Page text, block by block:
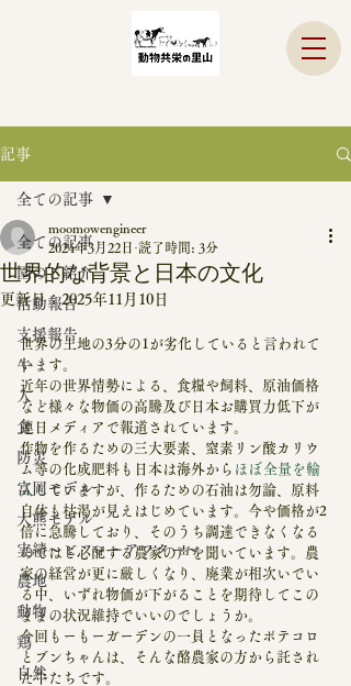
記事
全ての記事
園のご紹介
活動報告
支援報告
牛
人
食
防災
富岡モデル
大熊モデル
実績～ビフォーアフター～
農地
動物
鶏
自然
全ての記事
世界的な背景と日本の文化
moomowengineer
2024年3月22日 読了時間: 3分
更新日：2025年11月10日
世界の土地の3分の1が劣化していると言われて
います。
近年の世界情勢による、食糧や飼料、原油価格
など様々な物価の高騰及び日本お購買力低下が
連日メディアで報道されています。
作物を作るための三大要素、窒素リン酸カリウ
ム等の化成肥料も日本は海外から ほぼ 全量を輸
入 していますが、作るための石油は勿論、原料
自体も枯渇が見えはじめています。今や価格が2
倍に急騰しており、そのうち調達できなくなる
のではと心配する農家の声を聞いています。農
家の経営が更に厳しくなり、廃業が相次いでい
る中、いずれ物価が下がることを期待してこの
ままの状況維持でいいのでしょうか。
今回もーもーガーデンの一員となったポテコロ
とブンちゃんは、そんな酪農家の方から託され
た牛たちです。